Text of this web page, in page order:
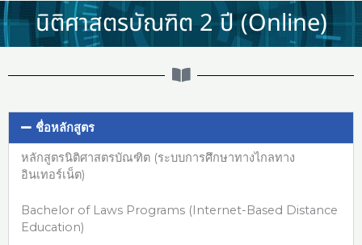
Skip
to
contentนิติศาสตรบัณฑิต 2 ปี (Online)
ชื่อหลักสูตร
หลักสูตรนิติศาสตรบัณฑิต (ระบบการศึกษาทางไกลทาง
อินเทอร์เน็ต)
Bachelor of Laws Programs (Internet-Based Distance
Education)